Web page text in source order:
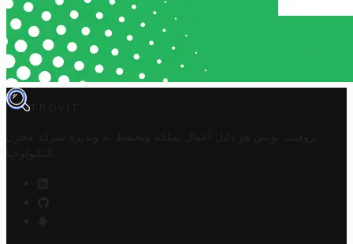
TROVIT
تروفيت تونس هو دليل أعمال تملكه وتحتفظ به وتديره
شركة مخزن
التكنولوجيا